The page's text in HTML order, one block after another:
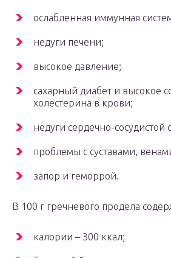
ослабленная иммунная
недуги печени;
высокое давление;
сахарный диабет и высокое
холестерина в крови;
недуги сердечно-
проблемы с суставами,
запор и геморрой.
В 100 г гречневого продела
калории – 300 ккал;